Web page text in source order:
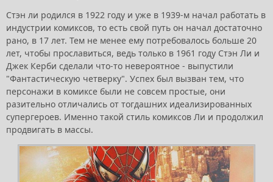
Стэн ли родился в 1922 году и уже в 1939-м начал работать в
индустрии комиксов, то есть свой путь он начал достаточно
рано, в 17 лет. Тем не менее ему потребовалось больше 20
лет, чтобы прославиться, ведь только в 1961 году Стэн Ли и
Джек Керби сделали что-то невероятное - выпустили
"Фантастическую четверку". Успех был вызван тем, что
персонажи в комиксе были не совсем простые, они
разительно отличались от тогдашних идеализированных
супергероев. Именно такой стиль комиксов Ли и продолжил
продвигать в массы.